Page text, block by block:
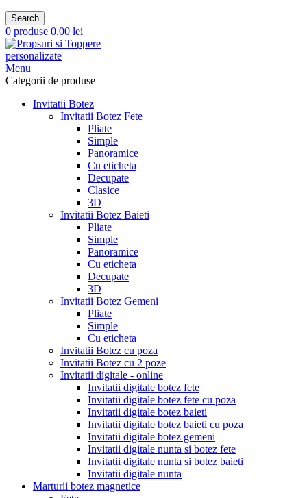
Search
0 produse 0.00 lei
Menu
Categorii de produse
Invitatii Botez
Invitatii Botez Fete
Pliate
Simple
Panoramice
Cu eticheta
Decupate
Clasice
3D
Invitatii Botez Baieti
Pliate
Simple
Panoramice
Cu eticheta
Decupate
3D
Invitatii Botez Gemeni
Pliate
Simple
Cu eticheta
Invitatii Botez cu poza
Invitatii Botez cu 2 poze
Invitatii digitale - online
Invitatii digitale botez fete
Invitatii digitale botez fete cu poza
Invitatii digitale botez baieti
Invitatii digitale botez baieti cu poza
Invitatii digitale botez gemeni
Invitatii digitale nunta si botez fete
Invitatii digitale nunta si botez baieti
Invitatii digitale nunta
Marturii botez magnetice